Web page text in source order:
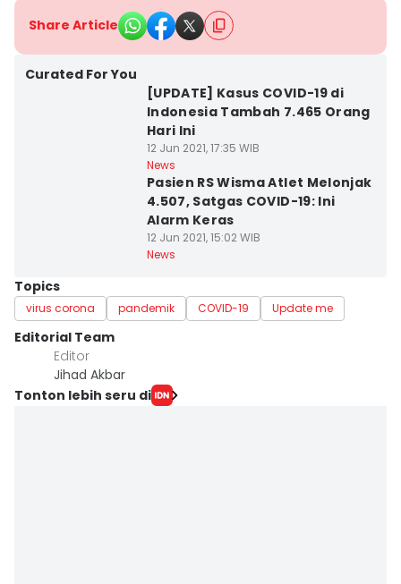
Share Article
Curated For You
[UPDATE] Kasus COVID-19 di
Indonesia Tambah 7.465 Orang
Hari Ini
12 Jun 2021, 17:35 WIB
News
Pasien RS Wisma Atlet Melonjak
4.507, Satgas COVID-19: Ini
Alarm Keras
12 Jun 2021, 15:02 WIB
News
Topics
virus corona pandemik COVID-19 Update me
Editorial Team
Editor
Jihad Akbar
Tonton lebih seru di